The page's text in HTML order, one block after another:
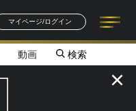
マイページ/ログイン
記事一覧
著者一覧
動画 検索
×